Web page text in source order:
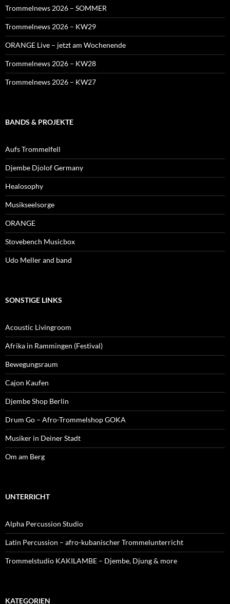
Trommelnews 2026 – SOMMER
Trommelnews 2026 – KW29
ORANGE Live – jetzt am Wochenende
Trommelnews 2026 – KW28
Trommelnews 2026 – KW27
BANDS & PROJEKTE
Aufs Trommelfell
Djembe Djolof Germany
Healosophy
Musikseelsorge
ORANGE
Stovebench Musicbox
Udo Meller and band
SONSTIGE LINKS
Acoustic Livingroom
Afrika in Rammingen (Festival)
Bewegungsraum
Cajon Kaufen
Djembe Shop Berlin
Drum Go – Afro-Trommelshop GOKA
Musiker in Deiner Stadt
Om am Berg
UNTERRICHT
Alpha Percussion Studio
Latin Percussion – afro-kubanischer Trommelunterricht
Trommelstudio KAKILAMBE – Djembe, Djung & more
KATEGORIEN